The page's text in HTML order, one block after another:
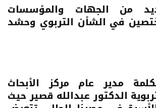
من الجهات والمؤسسات
في الشأن التربوي وحشد
مدير عام مركز الأبحاث
الدكتور عبدالله قصير حيث